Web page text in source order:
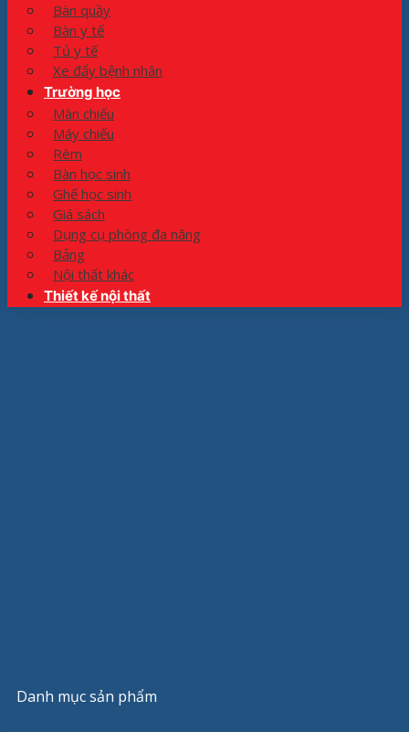
Bàn quầy
Bàn y tế
Tủ y tế
Xe đẩy bệnh nhân
Trường học
Màn chiếu
Máy chiếu
Rèm
Bàn học sinh
Ghế học sinh
Giá sách
Dụng cụ phòng đa năng
Bảng
Nội thất khác
Thiết kế nội thất
Danh mục sản phẩm